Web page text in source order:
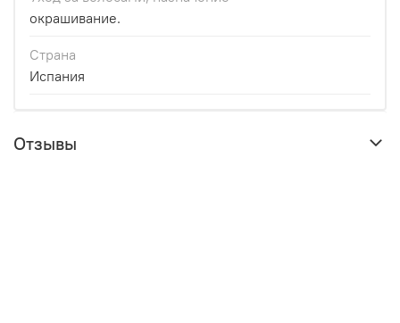
окрашивание.
Страна
Испания
Отзывы